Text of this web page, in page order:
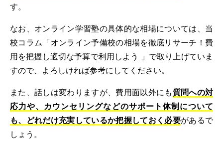
す。
なお、オンライン学習塾の具体的な相場については、当
校コラム「オンライン予備校の相場を徹底リサーチ！費
用を把握し適切な予算で利用しよう 」で取り上げていま
すので、よろしければ参考にしてください。
また、話しは変わりますが、費用面以外にも質問への対
応力や、カウンセリングなどのサポート体制について
も、どれだけ充実しているか把握しておく必要があるで
しょう。